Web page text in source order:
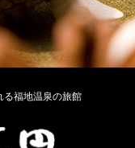
る福地温泉の旅館